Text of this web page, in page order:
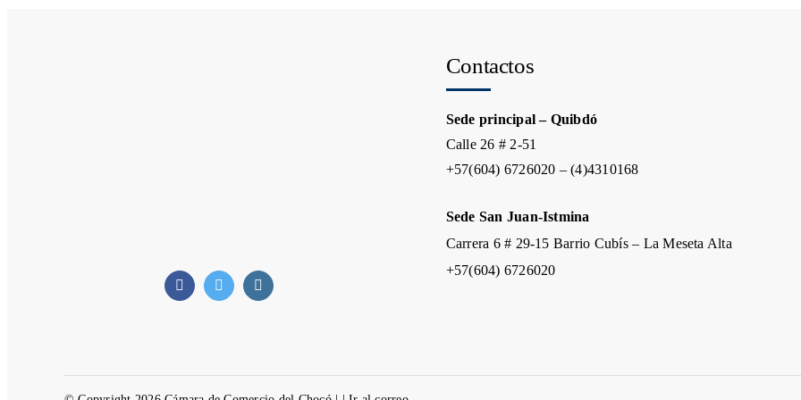
Contactos
Sede principal – Quibdó
Calle 26 # 2-51
+57(604) 6726020 – (4)4310168
Sede San Juan-Istmina
Carrera 6 # 29-15 Barrio Cubís – La Meseta Alta
+57(604) 6726020